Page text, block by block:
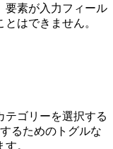
要素が入力フィール
はできません。
テゴリーを選択する
るためのトグルな
。